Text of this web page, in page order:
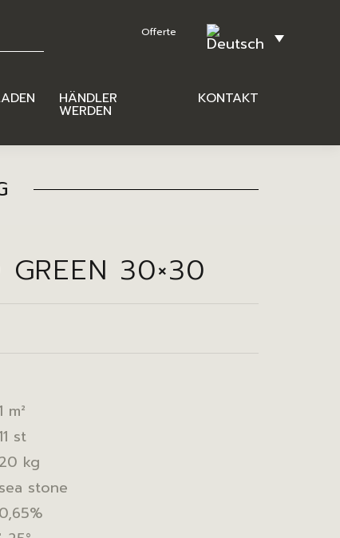
HÄNDLER
WERDEN
KONTAKT
GREEN 30×30
m²
st
20 kg
sea stone
0,65%